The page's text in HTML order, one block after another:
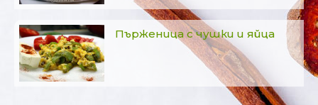
Пърженица с чушки и яйца